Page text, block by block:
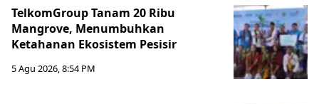
TelkomGroup Tanam 20 Ribu
Mangrove, Menumbuhkan
Ketahanan Ekosistem Pesisir
5 Agu 2026, 8:54 PM